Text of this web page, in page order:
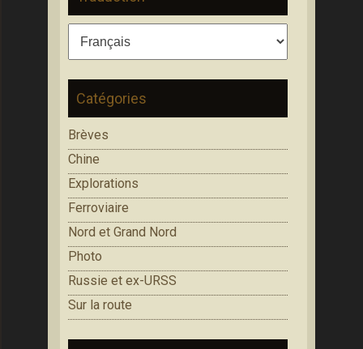
Catégories
Brèves
Chine
Explorations
Ferroviaire
Nord et Grand Nord
Photo
Russie et ex-URSS
Sur la route